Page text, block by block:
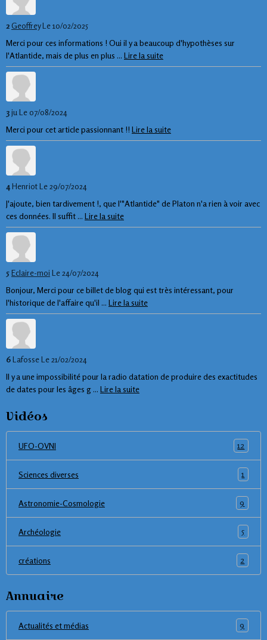
2GeoffreyLe 10/02/2025
Merci pour ces informations ! Oui il y a beaucoup d'hypothèses sur
l'Atlantide, mais de plus en plus ... Lire la suite
3ju Le 07/08/2024
Merci pour cet article passionnant !! Lire la suite
4HenriotLe 29/07/2024
J'ajoute, bien tardivement !, que l'"Atlantide" de Platon n'a rien à voir avec
ces données. Il suffit ... Lire la suite
5Eclaire-moi Le 24/07/2024
Bonjour, Merci pour ce billet de blog qui est très intéressant, pour
l'historique de l'affaire qu'il ... Lire la suite
6LafosseLe 21/02/2024
Il y a une impossibilité pour la radio datation de produire des exactitudes
de dates pour les âges g ... Lire la suite
Vidéos
UFO-OVNI 12
Sciences diverses 1
Astronomie-Cosmologie 9
Archéologie 5
créations 2
Annuaire
Actualités et médias 9